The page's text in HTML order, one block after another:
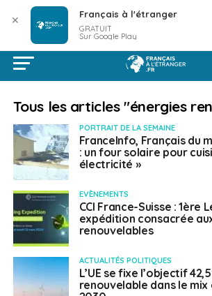
Tous les articles "énergies
PORTRAIT DE LA SEMAINE
FranceInfo, Français du
: un four solaire pour
électricité »
EVÈNEMENTS
CCI France-Suisse : 1ère
expédition consacrée
renouvelables
ACTUALITÉS POLITIQUES
L’UE se fixe l’objectif
renouvelable dans le mix
✕ Français à l'étranger
GRATUIT
Sur Google Play